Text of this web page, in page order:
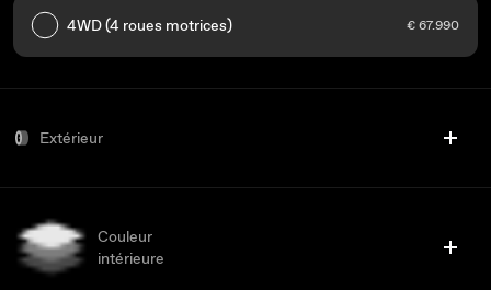
4WD (4 roues motrices) € 67.990
Extérieur
Couleur
intérieure